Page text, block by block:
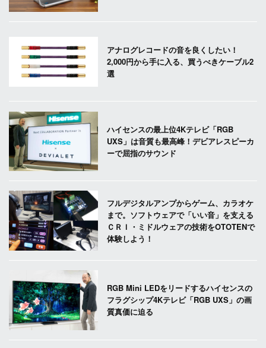
アナログレコードの音を良くしたい！
2,000円から手に入る、買うべきケーブル2
選
ハイセンスの最上位4Kテレビ「RGB
UXS」は音質も最高峰！デビアレスピーカ
ーで屈指のサウンド
フルデジタルアンプからゲーム、カラオケ
まで。ソフトウェアで「いい音」を支える
ＣＲＩ・ミドルウェアの技術をOTOTENで
体験しよう！
RGB Mini LEDをリードするハイセンスの
フラグシップ4Kテレビ「RGB UXS」の画
質真価に迫る